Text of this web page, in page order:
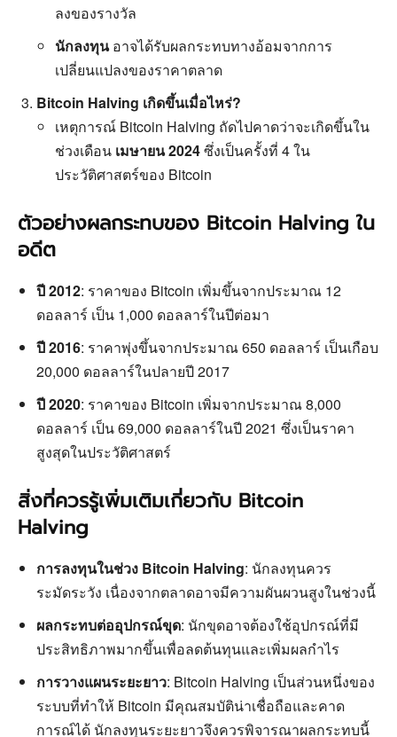
ลงของรางวัล
นักลงทุนอาจได้รับผลกระทบทางอ้อมจากการ
เปลี่ยนแปลงของราคาตลาด
Bitcoin Halving เกิดขึ้นเมื่อไหร่?
เหตุการณ์ Bitcoin Halving ถัดไปคาดว่าจะเกิดขึ้นใน
ช่วงเดือน เมษายน 2024ซึ่งเป็นครั้งที่ 4 ใน
ประวัติศาสตร์ของ Bitcoin
ตัวอย่างผลกระทบของ Bitcoin Halving ใน
อดีต
ปี 2012: ราคาของ Bitcoin เพิ่มขึ้นจากประมาณ 12
ดอลลาร์ เป็น 1,000 ดอลลาร์ในปีต่อมา
ปี 2016: ราคาพุ่งขึ้นจากประมาณ 650 ดอลลาร์ เป็นเกือบ
20,000 ดอลลาร์ในปลายปี 2017
ปี 2020: ราคาของ Bitcoin เพิ่มจากประมาณ 8,000
ดอลลาร์ เป็น 69,000 ดอลลาร์ในปี 2021 ซึ่งเป็นราคา
สูงสุดในประวัติศาสตร์
สิ่งที่ควรรู้เพิ่มเติมเกี่ยวกับ Bitcoin
Halving
การลงทุนในช่วง Bitcoin Halving: นักลงทุนควร
ระมัดระวัง เนื่องจากตลาดอาจมีความผันผวนสูงในช่วงนี้
ผลกระทบต่ออุปกรณ์ขุด: นักขุดอาจต้องใช้อุปกรณ์ที่มี
ประสิทธิภาพมากขึ้นเพื่อลดต้นทุนและเพิ่มผลกำไร
การวางแผนระยะยาว: Bitcoin Halving เป็นส่วนหนึ่งของ
ระบบที่ทำให้ Bitcoin มีคุณสมบัติน่าเชื่อถือและคาด
การณ์ได้ นักลงทุนระยะยาวจึงควรพิจารณาผลกระทบนี้